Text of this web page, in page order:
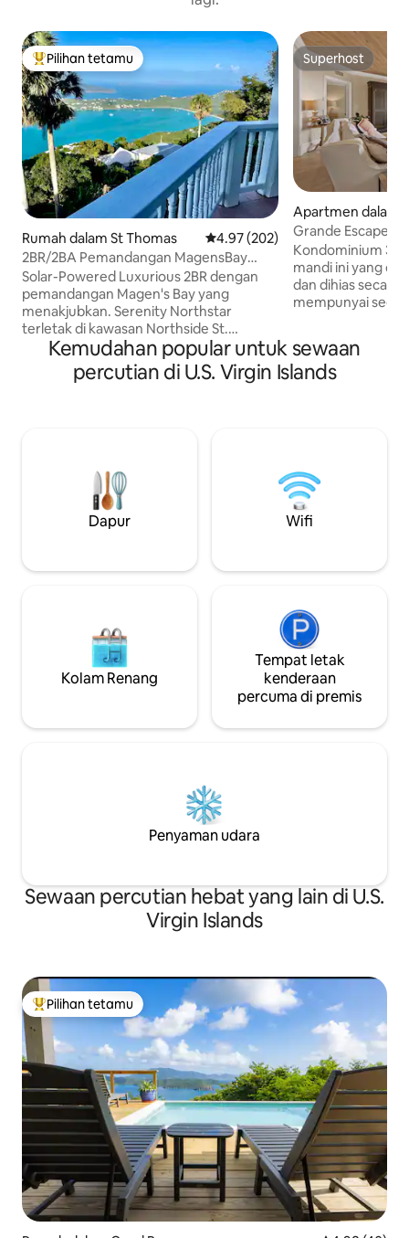
Pilihan utama tetamu
Pilihan tetamu
Rumah dalam St Thomas Penarafan purata 4.97 daripada
4.97 (202)
2BR/2BA Pemandangan MagensBay
yang MENAKJUBKAN!
SerenityNorthstar⭐️
Solar-Powered Luxurious 2BR dengan
pemandangan Magen's Bay yang
menakjubkan. Serenity Northstar
terletak di kawasan Northside St.
Thomas berhampiran Sibs, Mafolie
Hotel, dan Mountaintop. Penyaman
udara penuh. Sewa kereta dan hidup
bar, dll. Termasuk SmartTV dengan
Netflix dan lain-lain 2 rms dengan katil
King. Katil sofa queen juga disediakan. 1
katil bayi lipat. Boleh memuatkan
Pemandangan pembunuh!
Superhost
Superhost
Apartmen dalam
Grande Escape di
Kondominium 3
mandi ini yang
dan dihias secara
mempunyai
berkelambu,
Mega Yacht yang
untuk
ada kereta atau
berada di Pulau,
satu daripada
Kemudahan popular untuk sewaan
percutian di U.S. Virgin Islands
Dapur Wifi
Kolam Renang
Tempat letak
kenderaan
percuma di premis
Penyaman udara
Sewaan percutian hebat yang lain di U.S.
Virgin Islands
Pilihan utama tetamu
Pilihan tetamu